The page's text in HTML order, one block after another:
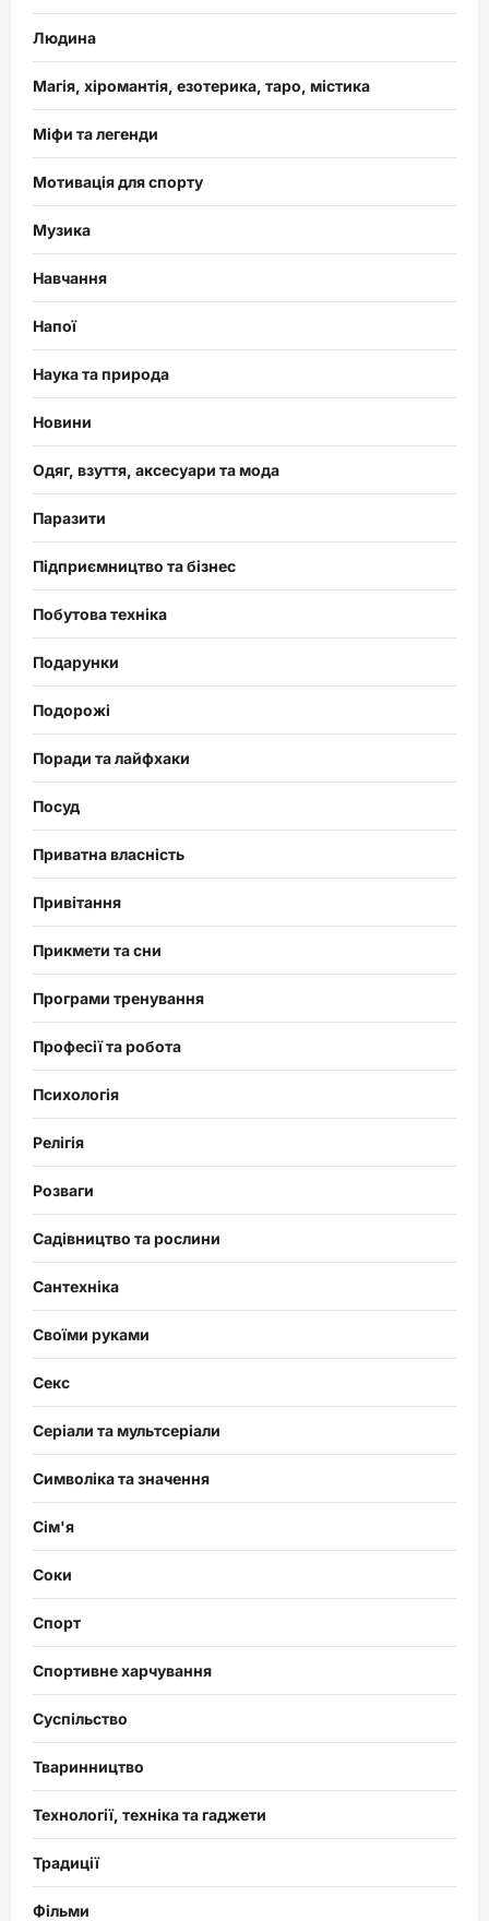
Людина
Магія, хіромантія, езотерика, таро, містика
Міфи та легенди
Мотивація для спорту
Музика
Навчання
Напої
Наука та природа
Новини
Одяг, взуття, аксесуари та мода
Паразити
Підприємництво та бізнес
Побутова техніка
Подарунки
Подорожі
Поради та лайфхаки
Посуд
Приватна власність
Привітання
Прикмети та сни
Програми тренування
Професії та робота
Психологія
Релігія
Розваги
Садівництво та рослини
Сантехніка
Своїми руками
Секс
Серіали та мультсеріали
Символіка та значення
Сім'я
Соки
Спорт
Спортивне харчування
Суспільство
Тваринництво
Технології, техніка та гаджети
Традиції
Фільми